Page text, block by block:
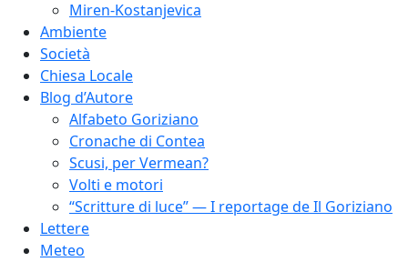
Miren-Kostanjevica
Ambiente
Società
Chiesa Locale
Blog d’Autore
Alfabeto Goriziano
Cronache di Contea
Scusi, per Vermean?
Volti e motori
“Scritture di luce” — I reportage de Il Goriziano
Lettere
Meteo